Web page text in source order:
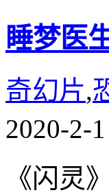
睡梦医
奇幻片,
2020-2-1
《闪灵